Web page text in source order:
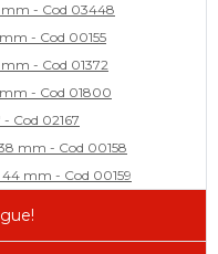
- Cod 03448
- Cod 00155
- Cod 01372
- Cod 01800
Cod 02167
mm - Cod 00158
mm - Cod 00159
Cod 02585